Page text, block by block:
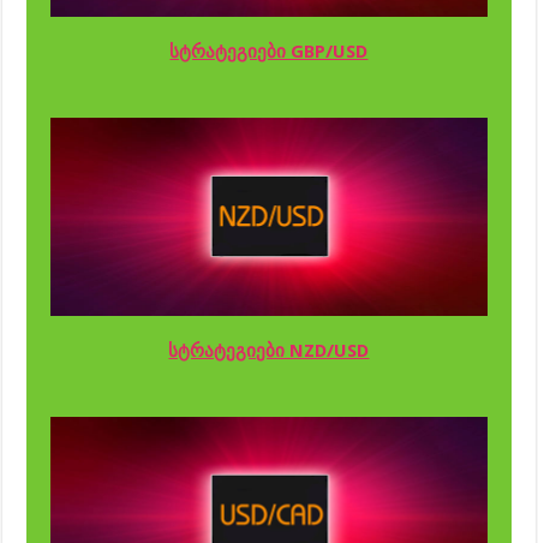
სტრატეგიები GBP/USD
სტრატეგიები NZD/USD